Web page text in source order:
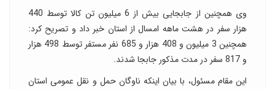
وی همچنین از جابجایی بیش از 6 میلیون تن کالا توسط 440
هزار سفر در هشت ماهه امسال از استان خبر داد و تصریح کرد:
همچنین 3 میلیون و 408 هزار و 685 نفر مستفر توسط 498 هزار
و 817 سفر در مدت مذکور جابجا شدند.
این مقام مسئول، با بیان اینکه ناوگان حمل و نقل عمومی استان